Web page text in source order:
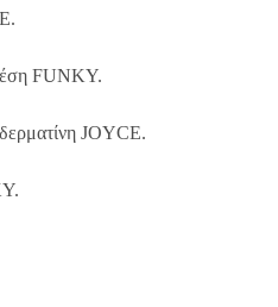
FUNKY.
JOYCE.